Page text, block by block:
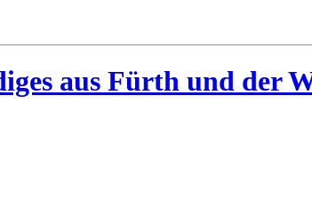
aus Fürth und der